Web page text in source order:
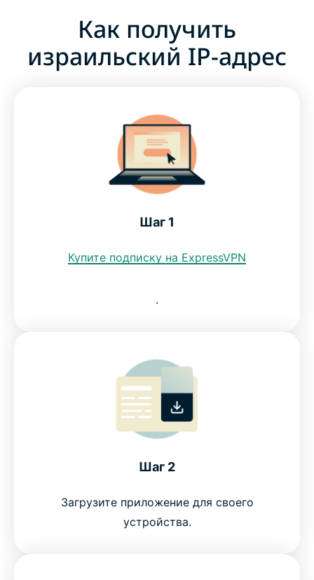
Как получить израильский IP-адрес
Зачем использовать израильские серверы
VPN для Израиля на всех ваших устройств
Убедитесь сами, что ExpressVPN — лучший
VPN-сервис для Израиля
получить IP Израиля?
Получите израильский IP-адрес без всякого
Как получить
израильский IP-адрес
Шаг 1
Купите подписку на ExpressVPN
.
Шаг 2
Загрузите приложение для своего
устройства.